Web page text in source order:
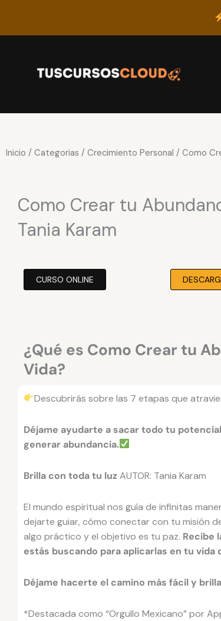
contenido
Inicio / Categorias / Crecimiento Personal / Como
Como Crear tu
Tania Karam
CURSO ONLINE
¿Qué es Como Crear tu
Vida?
Descubrirás sobre las 7 etapas que
Déjame ayudarte a sacar todo tu
generar abundancia.
Brilla con toda tu luz AUTOR: Tania Karam
El mundo espiritual nos guía de infinitas
dejarte guiar, cómo conectar con tu misión
algo práctico y el objetivo es tu paz. Recibe
estás buscando para aplicarlas en tu vida
Déjame hacerte el camino más fácil y
*Destacada como “Orgullo Mexicano” por